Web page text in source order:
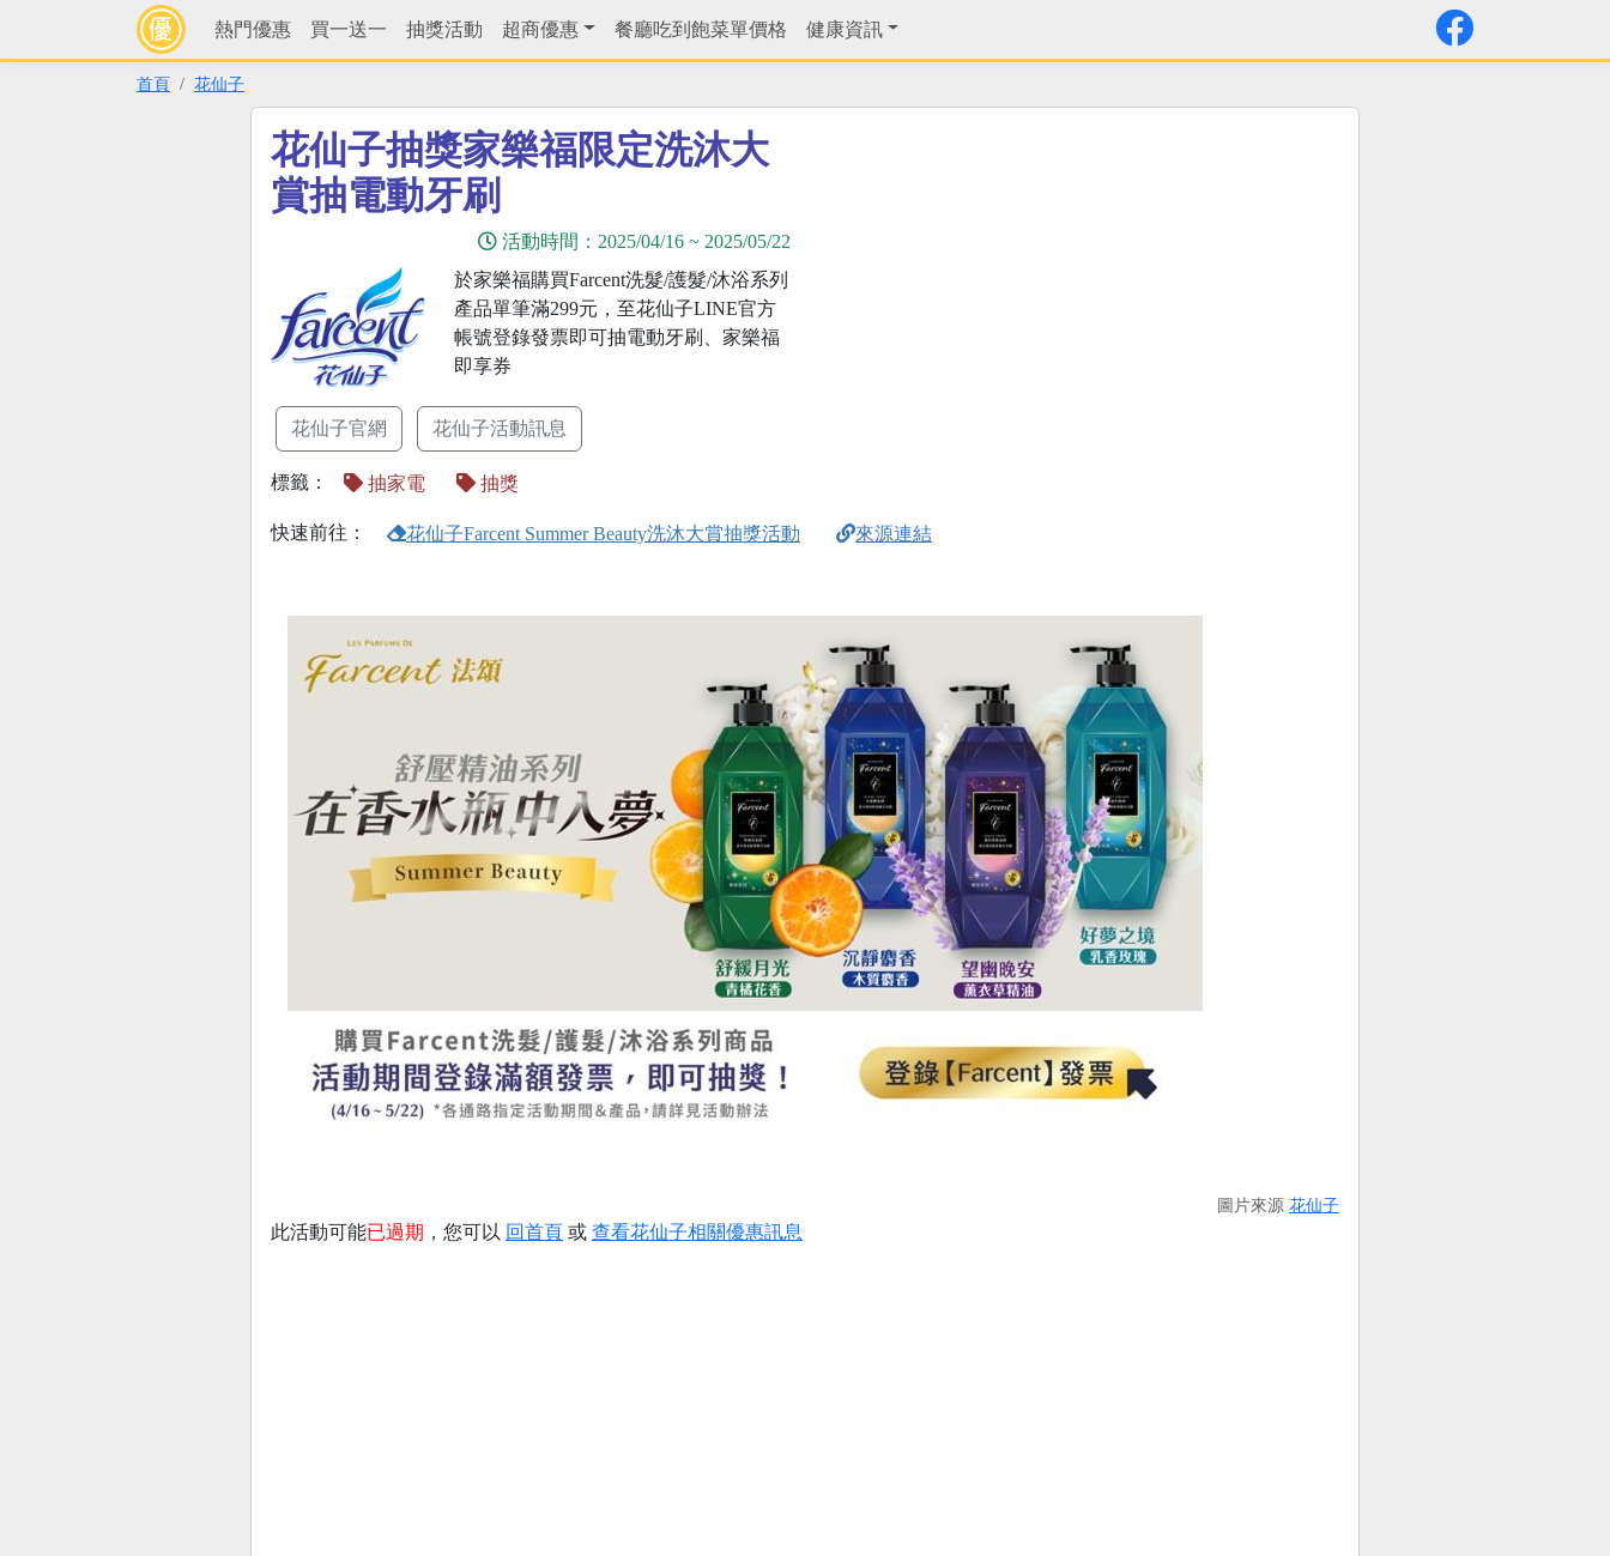
熱門優惠 買一送一 抽獎活動 超商優惠 餐廳吃到飽菜單價格 健康資訊
首頁 花仙子
花仙子抽獎家樂福限定洗沐大
賞抽電動牙刷
活動時間： 2025/04/16 ~ 2025/05/22
於家樂福購買Farcent洗髮/護髮/沐浴系列
產品單筆滿299元，至花仙子LINE官方
帳號登錄發票即可抽電動牙刷、家樂福
即享券
花仙子官網 花仙子活動訊息
標籤： 抽家電 抽獎
快速前往： 花仙子Farcent Summer Beauty洗沐大賞抽獎活動 來源連結
圖片來源 花仙子
此活動可能已過期 ，您可以 回首頁 或 查看花仙子相關優惠訊息